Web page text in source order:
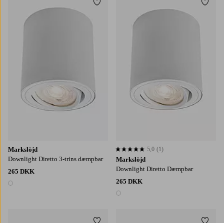
Markslöjd
Downlight Diretto 3-trins dæmpbar
265 DKK
1 farve
Tilføj til favoritter
Markslöjd
Downlight Diretto Dæmpbar
265 DKK
1 farve
5,0 baseret på 1 bedømmelser
5,0 (1)